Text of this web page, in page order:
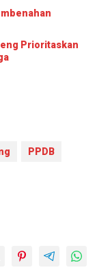
Prioritaskan
PPDB